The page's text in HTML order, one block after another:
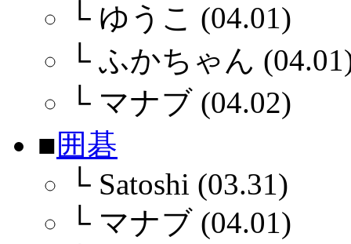
└ ゆうこ (04.01)
└ ふかちゃん
└ マナブ (04.02)
■囲碁
└ Satoshi (03.31)
└ マナブ (04.01)